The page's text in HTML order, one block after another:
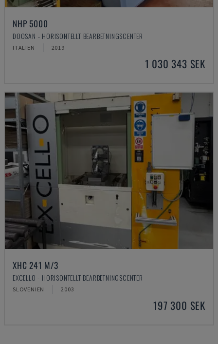
NHP 5000
DOOSAN - HORISONTELLT BEARBETNINGSCENTER
ITALIEN 2019
1 030 343 SEK
XHC 241 M/3
EXCELLO - HORISONTELLT BEARBETNINGSCENTER
SLOVENIEN 2003
197 300 SEK